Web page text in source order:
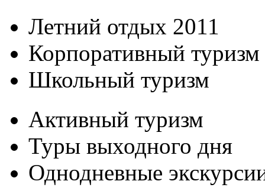
Летний отдых 2011
Корпоративный туризм
Школьный туризм
Активный туризм
Туры выходного дня
Однодневные